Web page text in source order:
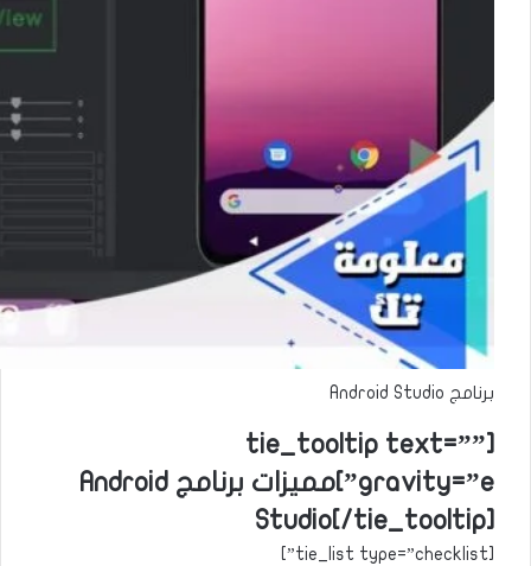
برنامج Android Studio
[tie_tooltip text=””
gravity=”e”]مميزات برنامج Android
Studio[/tie_tooltip]
[tie_list type=”checklist”]